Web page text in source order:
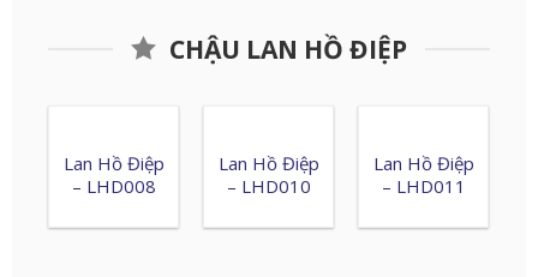
CHẬU LAN HỒ ĐIỆP
Lan Hồ Điệp
– LHD008
Lan Hồ Điệp
– LHD010
Lan Hồ Điệp
– LHD011